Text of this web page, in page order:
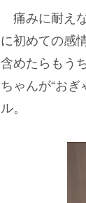
痛みに耐え
に初めての感
含めたらもう
ちゃんが“お
ル。